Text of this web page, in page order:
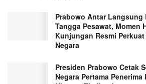
Prabowo Antar Langsung
Tangga Pesawat, Momen
Kunjungan Resmi
Negara
Presiden Prabowo Cetak
Negara Pertama